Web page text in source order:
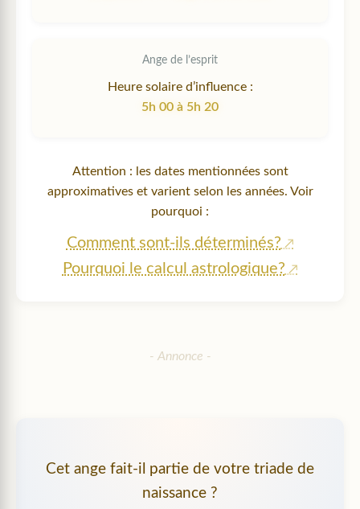
Ange de l’esprit
Heure solaire d’influence :
5h 00 à 5h 20
Attention : les dates mentionnées sont
approximatives et varient selon les années. Voir
pourquoi :
Comment sont-ils déterminés?
Pourquoi le calcul astrologique?
Cet ange fait-il partie de votre triade de
naissance ?